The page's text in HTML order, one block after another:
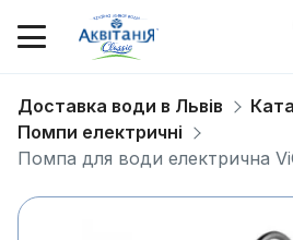
Доставка води в Львів
Помпи електричні
Помпа для води електрична